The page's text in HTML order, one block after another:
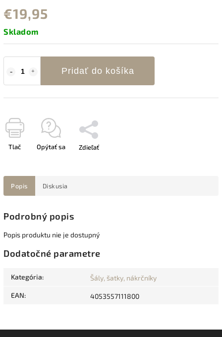
€19,95
Skladom
Pridať do košíka
Tlač Opýtať sa Zdieľať
Popis Diskusia
Podrobný popis
Popis produktu nie je dostupný
Dodatočné parametre
Kategória: Šály, šatky, nákrčníky
EAN: 4053557111800